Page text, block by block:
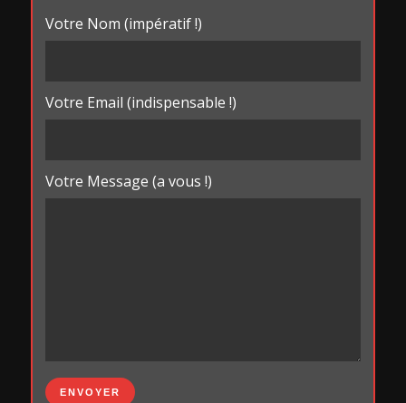
Votre Nom (impératif !)
Votre Email (indispensable !)
Votre Message (a vous !)